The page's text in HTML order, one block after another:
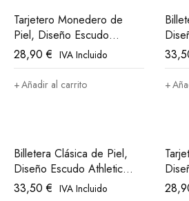
Tarjetero Monedero de
Piel, Diseño Escudo
Athletic Club Bilbao
28,90€ IVA Incluido
Añadir al carrito
Billetera Clásica de Piel,
Diseño Escudo Athletic
Club Bilbao
33,50€ IVA Incluido